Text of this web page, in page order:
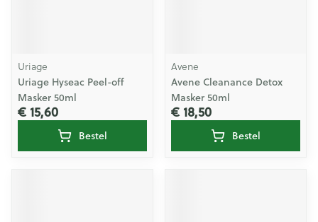
Uriage
Uriage Hyseac Peel-off
Masker 50ml
€ 15,60
Bestel
Avene
Avene Cleanance Detox
Masker 50ml
€ 18,50
Bestel